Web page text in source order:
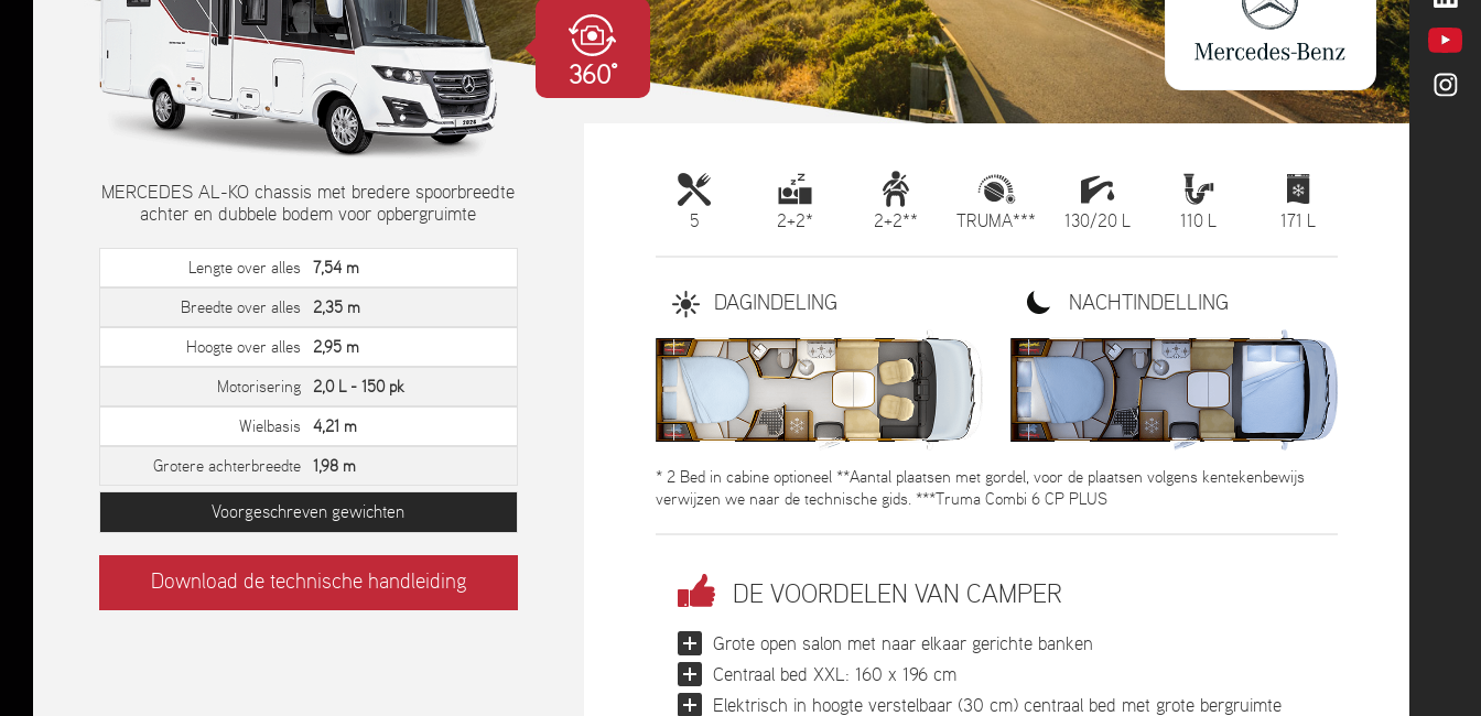
360°
MERCEDES AL-KO chassis met bredere spoorbreedte
achter en dubbele bodem voor opbergruimte
Lengte over alles 7,54 m
Breedte over alles 2,35 m
Hoogte over alles 2,95 m
Motorisering 2,0 L - 150 pk
Wielbasis 4,21 m
Grotere achterbreedte 1,98 m
Voorgeschreven gewichten
Download de technische handleiding
5 2+2* 2+2** TRUMA*** 130/20 L 110 L 171 L
DAGINDELING NACHTINDELLING
* 2 Bed in cabine optioneel **Aantal plaatsen met gordel, voor de plaatsen volgens kentekenbewijs
verwijzen we naar de technische gids. ***Truma Combi 6 CP PLUS
DE VOORDELEN VAN CAMPER
Grote open salon met naar elkaar gerichte banken
Centraal bed XXL: 160 x 196 cm
Elektrisch in hoogte verstelbaar (30 cm) centraal bed met grote bergruimte